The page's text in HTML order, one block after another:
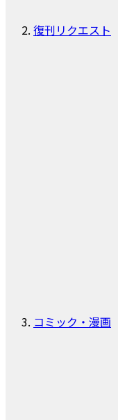
復刊リクエスト
コミック・漫画